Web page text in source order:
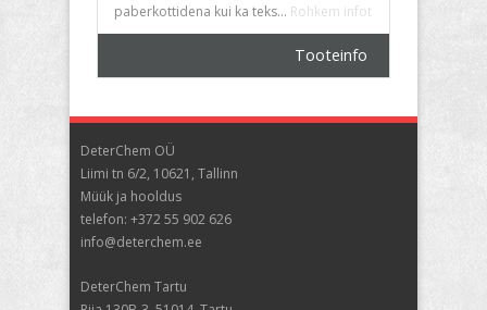
paberkottidena kui ka teks... Rohkem infot
Tooteinfo
DeterChem OÜ
Liimi tn 6/2, 10621, Tallinn
Müük ja hooldus
telefon: +372 55 902 626
info@deterchem.ee
DeterChem Tartu